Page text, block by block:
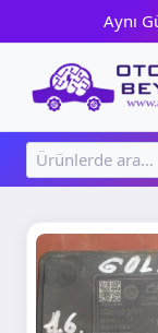
content
Aynı
Ara: